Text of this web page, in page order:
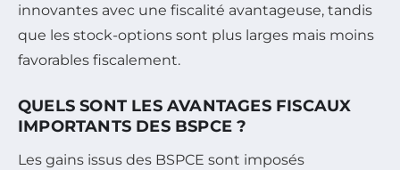
innovantes avec une fiscalité avantageuse, tandis
que les stock-options sont plus larges mais moins
favorables fiscalement.
QUELS SONT LES AVANTAGES FISCAUX
IMPORTANTS DES BSPCE ?
Les gains issus des BSPCE sont imposés